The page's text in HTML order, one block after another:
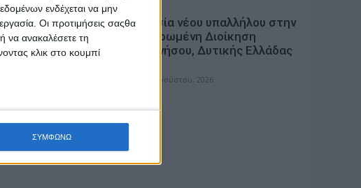
ενδέχεται να μην
Οι προτιμήσεις σαςθα
να ανακαλέσετε τη
κλικ στο κουμπί
ΣΥΜΦΩΝΩ
η ΕΛΑΣ για
–
έχουν
ΓΕΓΟΝΟΤΑ
Ορκωμοσία νέου υπαλλήλου στην
Αποκεντρωμένη Διοίκηση
Πελοποννήσου, Δυτικής Ελλάδας
7 Αυγούστου, 2026